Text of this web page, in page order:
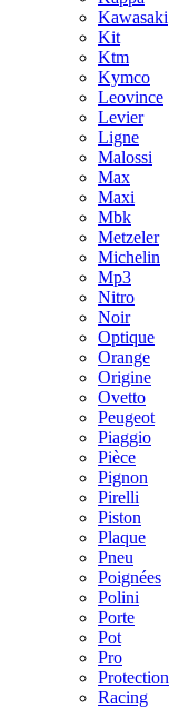
Kawasaki
Kit
Ktm
Kymco
Leovince
Levier
Ligne
Malossi
Max
Maxi
Mbk
Metzeler
Michelin
Mp3
Nitro
Noir
Optique
Orange
Origine
Ovetto
Peugeot
Piaggio
Pièce
Pignon
Pirelli
Piston
Plaque
Pneu
Poignées
Polini
Porte
Pot
Pro
Protection
Racing